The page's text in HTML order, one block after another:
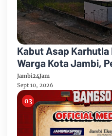
Kabut Asap Karhutla
Warga Kota Jambi,
Sungai Gelam Terus
Jambi24Jam
Sept 10, 2026